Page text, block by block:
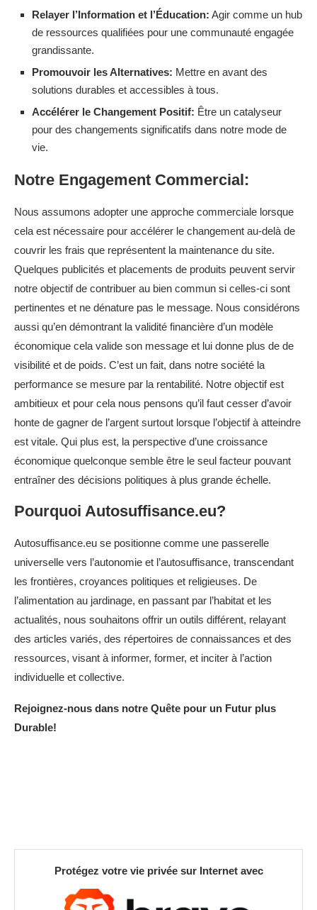
Relayer l’Information et l’Éducation: Agir comme un hub
de ressources qualifiées pour une communauté engagée
grandissante.
Promouvoir les Alternatives: Mettre en avant des
solutions durables et accessibles à tous.
Accélérer le Changement Positif: Être un catalyseur
pour des changements significatifs dans notre mode de
vie.
Notre Engagement Commercial:
Nous assumons adopter une approche commerciale lorsque
cela est nécessaire pour accélérer le changement au-delà de
couvrir les frais que représentent la maintenance du site.
Quelques publicités et placements de produits peuvent servir
notre objectif de contribuer au bien commun si celles-ci sont
pertinentes et ne dénature pas le message. Nous considérons
aussi qu’en démontrant la validité financière d’un modèle
économique cela valide son message et lui donne plus de de
visibilité et de poids. C’est un fait, dans notre société la
performance se mesure par la rentabilité. Notre objectif est
ambitieux et pour cela nous pensons qu’il faut cesser d’avoir
honte de gagner de l’argent surtout lorsque l’objectif à atteindre
est vitale. Qui plus est, la perspective d’une croissance
économique quelconque semble être le seul facteur pouvant
entraîner des décisions politiques à plus grande échelle.
Pourquoi Autosuffisance.eu?
Autosuffisance.eu se positionne comme une passerelle
universelle vers l’autonomie et l’autosuffisance, transcendant
les frontières, croyances politiques et religieuses. De
l’alimentation au jardinage, en passant par l’habitat et les
actualités, nous souhaitons offrir un outils différent, relayant
des articles variés, des répertoires de connaissances et des
ressources, visant à informer, former, et inciter à l’action
individuelle et collective.
Rejoignez-nous dans notre Quête pour un Futur plus
Durable!
Protégez votre vie privée sur Internet avec